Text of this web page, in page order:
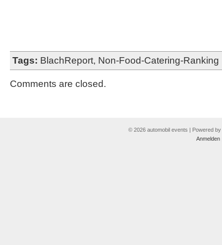
Tags: BlachReport, Non-Food-Catering-Ranking
Comments are closed.
© 2026 automobil events | Powered by
Anmelden|